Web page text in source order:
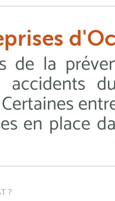
de la
accidents
en place
?